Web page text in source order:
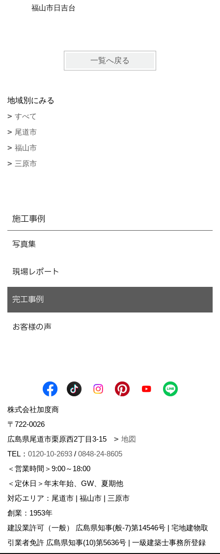
福山市日吉台
一覧へ戻る
地域別にみる
すべて
尾道市
福山市
三原市
施工事例
写真集
現場レポート
完工事例
お客様の声
株式会社加度商
〒722-0026
広島県尾道市栗原西2丁目3-15
地図
TEL： 0120-10-2693 / 0848-24-8605
＜営業時間＞9:00～18:00
＜定休日＞年末年始、GW、夏期他
対応エリア：尾道市 | 福山市 | 三原市
創業：1953年
建設業許可（一般） 広島県知事(般-7)第14546号 | 宅地建物取
引業者免許 広島県知事(10)第5636号 | 一級建築士事務所登録